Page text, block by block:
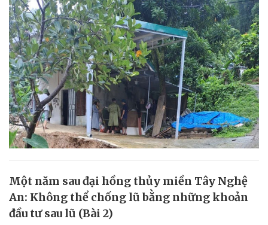
Một năm sau đại hồng thủy miền Tây Nghệ
An: Không thể chống lũ bằng những khoản
đầu tư sau lũ (Bài 2)